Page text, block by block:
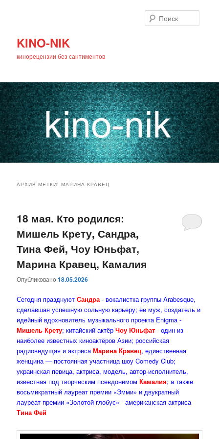
KINO-NIK
кинорецензии без сантиментов
основному
содержимому
дополнительному
содержимому
АРХИВ МЕТКИ:МАРИНА КРАВЕЦ
18 мая. Кто родился:
Мишель Крету, Сандра,
Тина Фей, Чоу Юньфат,
Марина Кравец, Камалия
Опубликовано18.05.2026
Сегодня празднуютСандра - вокалистка группы Arabesque,
сделавшая успешную сольную карьеру; ее муж, создатель и
идейный вдохновитель музыкального проекта Enigma -
Мишель Крету; китайский актёр Чоу Юньфат - один из
наиболее известных киноактёров Азии; российская
радиоведущая и актриса Марина Кравец, единственная
женщина — постоянная участница шоу Comedy Club;
украинская певица, актриса, модель, автор-исполнитель,
известная под творческим псевдонимомКамалия; а также
восьмикратный лауреат премии «Эмми» и двукратный
лауреат премии «Золотой глобус» - американская актриса
Тина Фей